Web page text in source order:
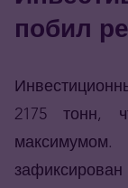
побил
2175 тонн,
зафиксирован